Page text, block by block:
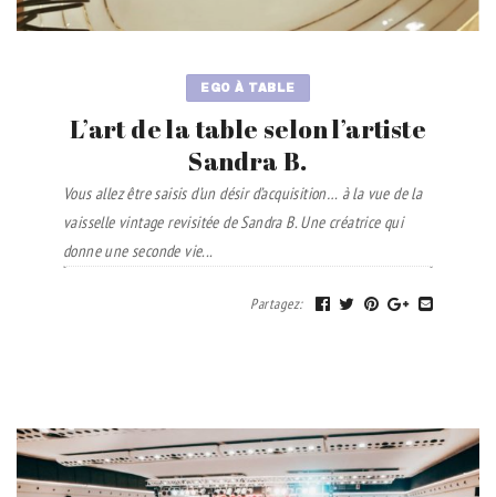
EGO À TABLE
L’art de la table selon l’artiste
Sandra B.
Vous allez être saisis d’un désir d’acquisition… à la vue de la
vaisselle vintage revisitée de Sandra B. Une créatrice qui
donne une seconde vie...
Partagez: